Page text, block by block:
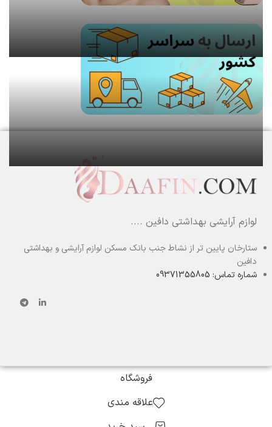
لوازم آرایشی بهداشتی دافین ....
ستارخان پایین تر از نشاط جنب بانک مسکن لوازم آرایشی و بهداشتی
دافین
شماره تماس: 09371355805
فروشگاه
علاقه مندی